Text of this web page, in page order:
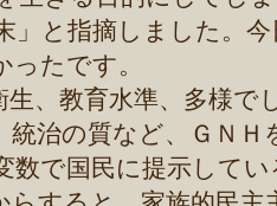
」と指摘しました。
たです。
、教育水準、多様で
統治の質など、ＧＮ
数で国民に提示して